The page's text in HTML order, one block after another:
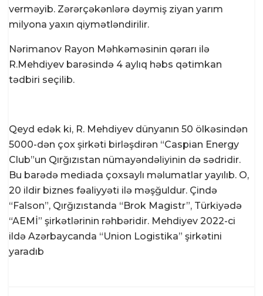
verməyib. Zərərçəkənlərə dəymiş ziyan yarım
milyona yaxın qiymətləndirilir.
Nərimanov Rayon Məhkəməsinin qərarı ilə
R.Mehdiyev barəsində 4 aylıq həbs qətimkan
tədbiri seçilib.
Qeyd edək ki, R. Mehdiyev dünyanın 50 ölkəsindən
5000-dən çox şirkəti birləşdirən “Caspian Energy
Club”un Qırğızıstan nümayəndəliyinin də sədridir.
Bu barədə mediada çoxsaylı məlumatlar yayılıb. O,
20 ildir biznes fəaliyyəti ilə məşğuldur. Çində
“Falson”, Qırğızıstanda “Brok Magistr”, Türkiyədə
“AEMİ” şirkətlərinin rəhbəridir. Mehdiyev 2022-ci
ildə Azərbaycanda “Union Logistika” şirkətini
yaradıb